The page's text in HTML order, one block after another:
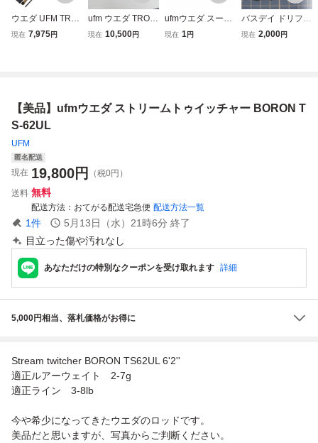
ウエダ UFM TRO
UT STINGER BO
現在 7,975円
ufm ウエダ TROU
T PLUGGING SPI
ィッシング
現在 10,500円
ufmウエダ スーパ
ースティンガー ボ
現在 1円
バスデイ ドリフト
トゥイッチャー 7
現在 2,000円
【美品】ufmウエダ ストリームトゥイッチャー BORON T
S-62UL
UFM
匿名配送
現在 19,800円
（税0円）
送料 無料
配送方法 おてがる配送宅急便 配送方法一覧
1件 5月13日（水）21時6分 終了
目立った傷や汚れなし
あなただけの特別なクーポンを受け取れます 詳細
5,000円相当、落札価格がお得に
Stream twitcher BORON TS62UL 6'2''
適正ルアーウェイト 2-7g
適正ライン 3-8lb
今や希少になってきたウエダのロッドです。
美品だと思いますが、写真からご判断ください。